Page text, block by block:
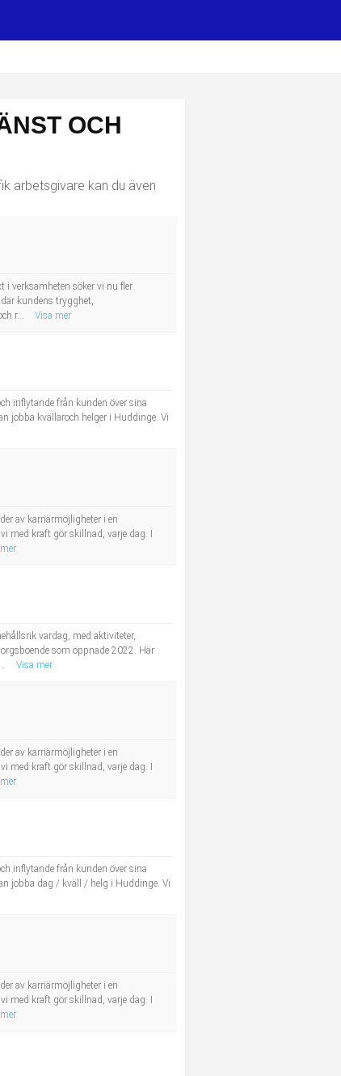
OCH
arbetsgivare kan du även
i verksamheten söker vi nu fler
kundens trygghet,
r...
Visa mer
inflytande från kunden över sina
jobba kvällaroch helger i Huddinge. Vi
av karriärmöjligheter i en
med kraft gör skillnad, varje dag. I
vardag, med aktiviteter,
som öppnade 2022. Här
Visa mer
av karriärmöjligheter i en
med kraft gör skillnad, varje dag. I
inflytande från kunden över sina
jobba dag / kväll / helg i Huddinge. Vi
av karriärmöjligheter i en
med kraft gör skillnad, varje dag. I